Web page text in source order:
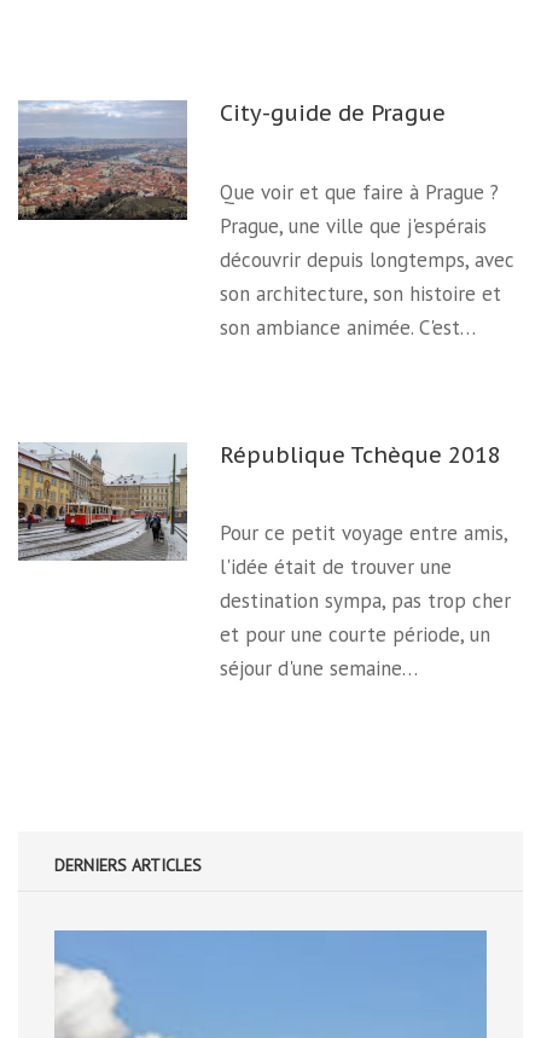
City-guide de Prague
Que voir et que faire à Prague ?
Prague, une ville que j'espérais
découvrir depuis longtemps, avec
son architecture, son histoire et
son ambiance animée. C'est…
République Tchèque 2018
Pour ce petit voyage entre amis,
l'idée était de trouver une
destination sympa, pas trop cher
et pour une courte période, un
séjour d'une semaine…
DERNIERS ARTICLES